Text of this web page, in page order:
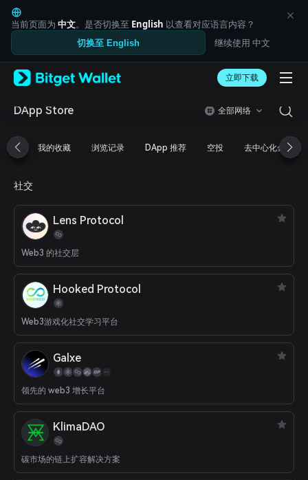
English
日本語
Tiếng Việt
Русский
Español (Latinoamérica)
Türkçe
Français
简体中文
繁體中文
Bahasa Indonesia
ภาษาไทย
العربية
Español
Português (Brasil)
Español (Argentina)
当前页面为 中文。是否切换至 English 以查看对应语言内容？
切换至 English 继续使用 中文
立即下载
DApp Store 全部网络
我的收藏 浏览记录 DApp 推荐 空投 去中心化金融
社交
Lens Protocol
Web3 的社交层
Hooked Protocol
Web3游戏化社交学习平台
Galxe
领先的 web3 增长平台
KlimaDAO
碳市场的链上扩容解决方案